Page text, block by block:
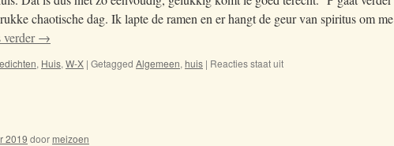
chaotische dag. Ik lapte de ramen en er hangt de geur van spiritus om me
verder→
, Huis, W-X | Getagged Algemeen, huis | Reacties staat uit
2019 doormeizoen